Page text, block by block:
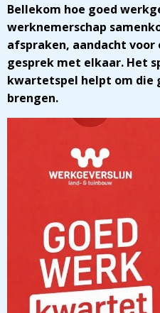
Bellekom hoe goed
werknemerschap
afspraken, aandacht
gesprek met elkaar. Het
kwartetspel helpt om die
brengen.